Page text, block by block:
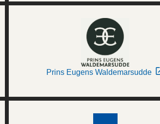
Prins Eugens Waldemarsudde